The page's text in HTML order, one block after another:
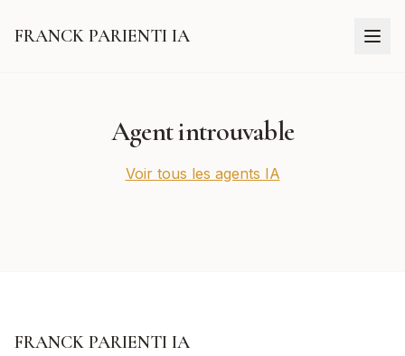
FRANCK PARIENTI IA
Agent introuvable
Voir tous les agents IA
FRANCK PARIENTI IA